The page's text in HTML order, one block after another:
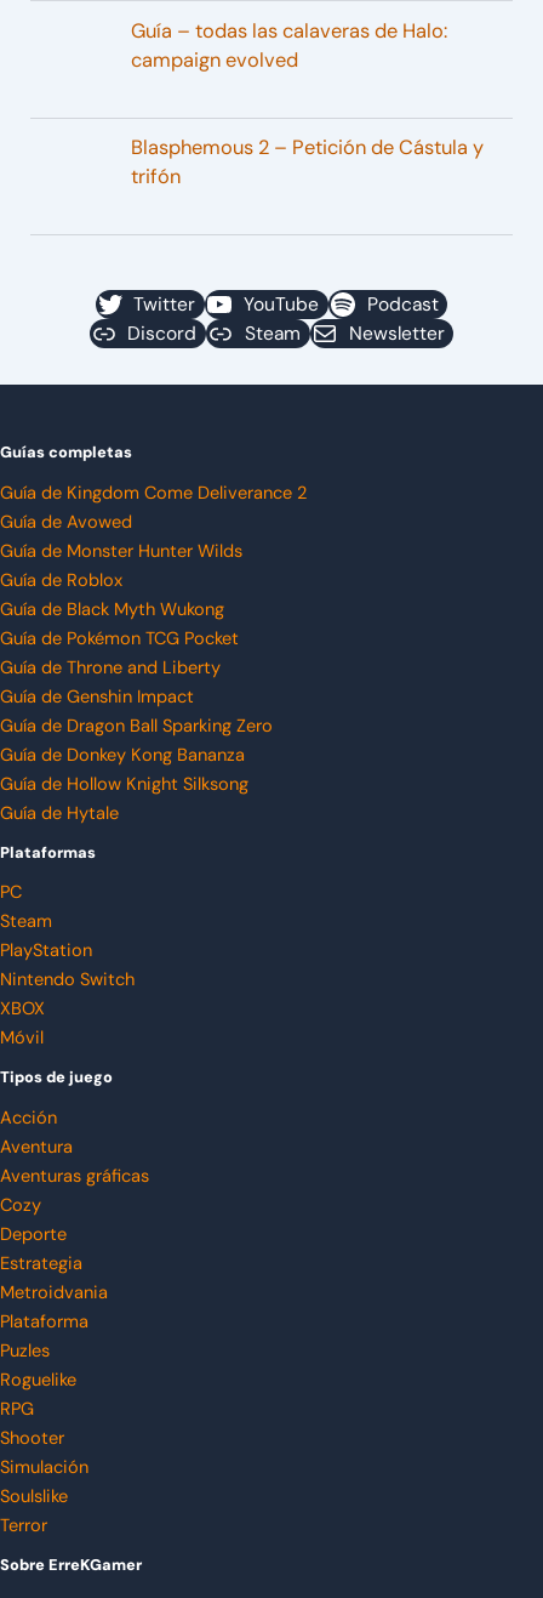
Guía – todas las calaveras de Halo:
campaign evolved
Blasphemous 2 – Petición de Cástula y
trifón
Twitter YouTube
Podcast
Discord
Steam Newsletter
Guías completas
Guía de Kingdom Come Deliverance 2
Guía de Avowed
Guía de Monster Hunter Wilds
Guía de Roblox
Guía de Black Myth Wukong
Guía de Pokémon TCG Pocket
Guía de Throne and Liberty
Guía de Genshin Impact
Guía de Dragon Ball Sparking Zero
Guía de Donkey Kong Bananza
Guía de Hollow Knight Silksong
Guía de Hytale
Plataformas
PC
Steam
PlayStation
Nintendo Switch
XBOX
Móvil
Tipos de juego
Acción
Aventura
Aventuras gráficas
Cozy
Deporte
Estrategia
Metroidvania
Plataforma
Puzles
Roguelike
RPG
Shooter
Simulación
Soulslike
Terror
Sobre ErreKGamer